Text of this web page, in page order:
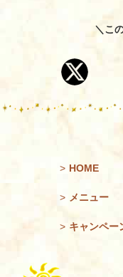
＼こ
> HOME
> メニュー
> キャンペー